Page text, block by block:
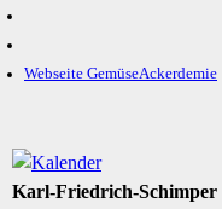
Webseite GemüseAckerdemie
Karl-Friedrich-Schimper